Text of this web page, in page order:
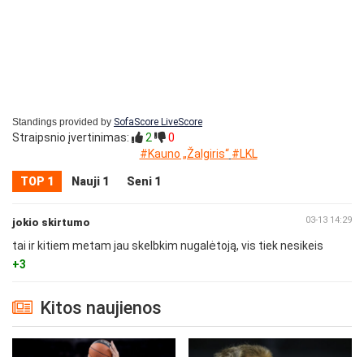
Standings provided by SofaScore LiveScore
Straipsnio įvertinimas: 2
0
#Kauno „Žalgiris“ #LKL
TOP 1 Nauji 1 Seni 1
jokio skirtumo 03-13 14:29
tai ir kitiem metam jau skelbkim nugalėtoją, vis tiek nesikeis
+3
Kitos naujienos